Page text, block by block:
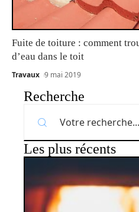
Fuite de toiture : comment
d’eau dans le toit
Travaux 9 mai 2019
Recherche
Les plus récents